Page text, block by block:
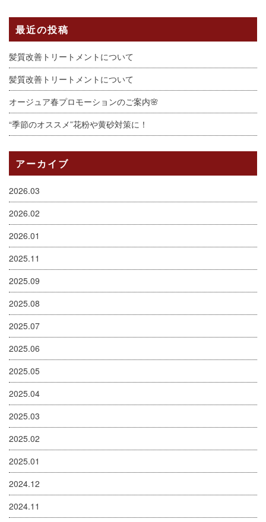
最近の投稿
髪質改善トリートメントについて
髪質改善トリートメントについて
オージュア春プロモーションのご案内🌸
“季節のオススメ”花粉や黄砂対策に！
アーカイブ
2026.03
2026.02
2026.01
2025.11
2025.09
2025.08
2025.07
2025.06
2025.05
2025.04
2025.03
2025.02
2025.01
2024.12
2024.11